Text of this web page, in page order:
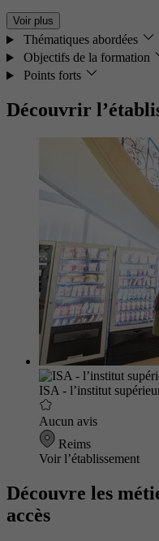
Voir plus
Thématiques abordées
Objectifs de la formation
Points forts
Découvrir
ISA - l’institut
Aucun avis
Reims
Voir l’établissement
Découvre les
accès